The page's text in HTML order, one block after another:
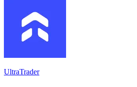
UltraTrader